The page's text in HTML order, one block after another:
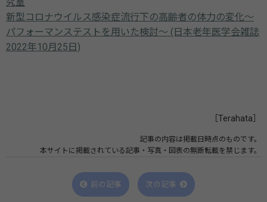
新型コロナウイルス感染症流行下の高齢者の体力の変化～
パフォーマンステストを用いた検討～ (⽇本⽼年医学会雑誌
2022年10⽉25⽇)
［Terahata］
記事の内容は掲載日時点のものです。
本サイトに掲載されている記事・写真・図表の無断転載を禁じます。
前の記事 次の記事